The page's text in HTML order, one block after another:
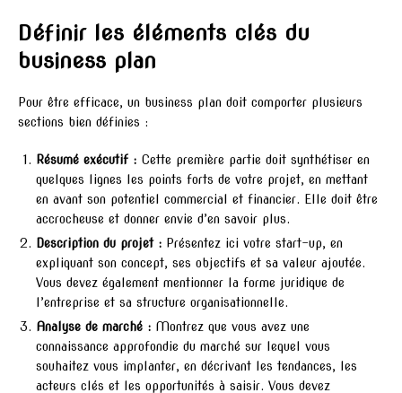
Définir les éléments clés du
business plan
Pour être efficace, un business plan doit comporter plusieurs
sections bien définies :
Résumé exécutif : Cette première partie doit synthétiser en
quelques lignes les points forts de votre projet, en mettant
en avant son potentiel commercial et financier. Elle doit être
accrocheuse et donner envie d’en savoir plus.
Description du projet : Présentez ici votre start-up, en
expliquant son concept, ses objectifs et sa valeur ajoutée.
Vous devez également mentionner la forme juridique de
l’entreprise et sa structure organisationnelle.
Analyse de marché : Montrez que vous avez une
connaissance approfondie du marché sur lequel vous
souhaitez vous implanter, en décrivant les tendances, les
acteurs clés et les opportunités à saisir. Vous devez